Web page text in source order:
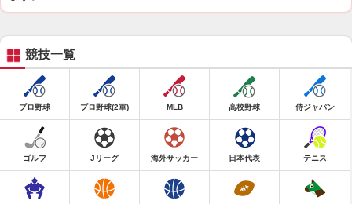
競技一覧
プロ野球 プロ野球(2軍) MLB 高校野球 侍ジャパン
ゴルフ Jリーグ 海外サッカー 日本代表 テニス